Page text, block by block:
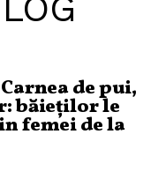
de pui,
băieților le
femei de la